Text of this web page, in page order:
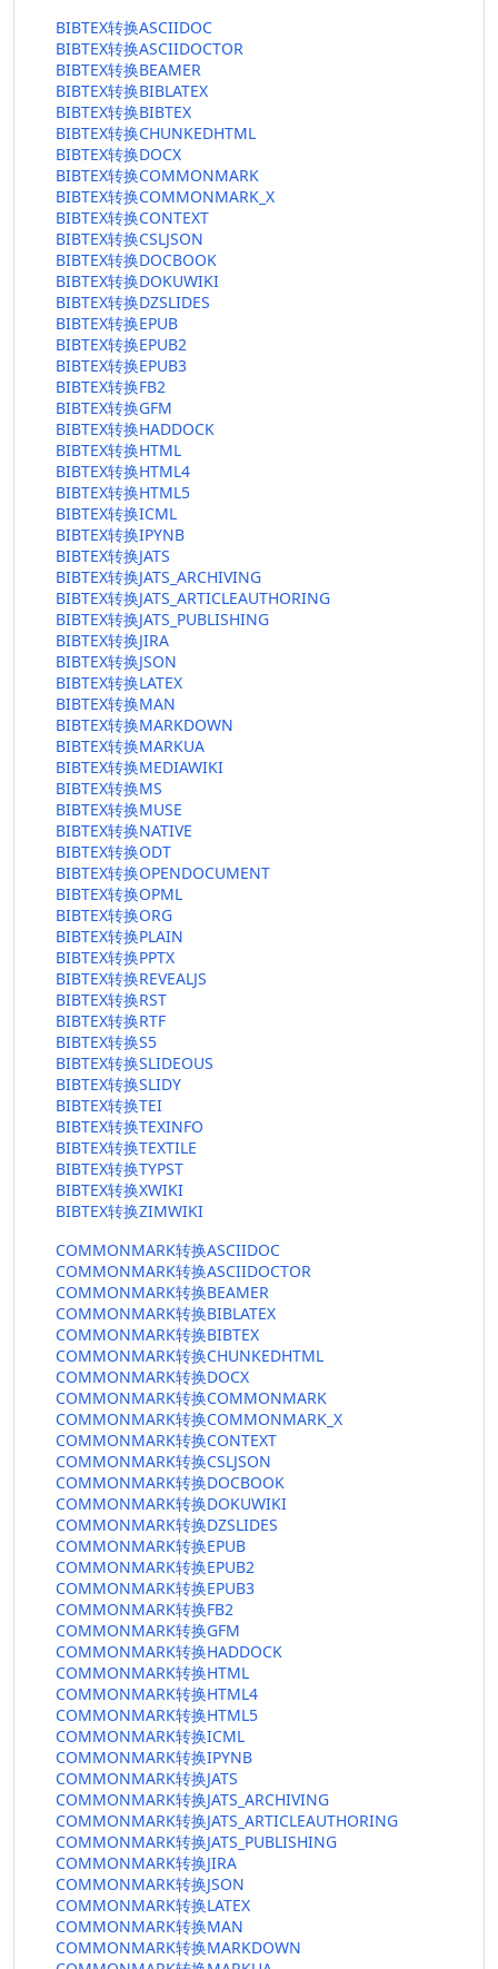
BIBTEX转换ASCIIDOC
BIBTEX转换ASCIIDOCTOR
BIBTEX转换BEAMER
BIBTEX转换BIBLATEX
BIBTEX转换BIBTEX
BIBTEX转换CHUNKEDHTML
BIBTEX转换DOCX
BIBTEX转换COMMONMARK
BIBTEX转换COMMONMARK_X
BIBTEX转换CONTEXT
BIBTEX转换CSLJSON
BIBTEX转换DOCBOOK
BIBTEX转换DOKUWIKI
BIBTEX转换DZSLIDES
BIBTEX转换EPUB
BIBTEX转换EPUB2
BIBTEX转换EPUB3
BIBTEX转换FB2
BIBTEX转换GFM
BIBTEX转换HADDOCK
BIBTEX转换HTML
BIBTEX转换HTML4
BIBTEX转换HTML5
BIBTEX转换ICML
BIBTEX转换IPYNB
BIBTEX转换JATS
BIBTEX转换JATS_ARCHIVING
BIBTEX转换JATS_ARTICLEAUTHORING
BIBTEX转换JATS_PUBLISHING
BIBTEX转换JIRA
BIBTEX转换JSON
BIBTEX转换LATEX
BIBTEX转换MAN
BIBTEX转换MARKDOWN
BIBTEX转换MARKUA
BIBTEX转换MEDIAWIKI
BIBTEX转换MS
BIBTEX转换MUSE
BIBTEX转换NATIVE
BIBTEX转换ODT
BIBTEX转换OPENDOCUMENT
BIBTEX转换OPML
BIBTEX转换ORG
BIBTEX转换PLAIN
BIBTEX转换PPTX
BIBTEX转换REVEALJS
BIBTEX转换RST
BIBTEX转换RTF
BIBTEX转换S5
BIBTEX转换SLIDEOUS
BIBTEX转换SLIDY
BIBTEX转换TEI
BIBTEX转换TEXINFO
BIBTEX转换TEXTILE
BIBTEX转换TYPST
BIBTEX转换XWIKI
BIBTEX转换ZIMWIKI
COMMONMARK转换ASCIIDOC
COMMONMARK转换ASCIIDOCTOR
COMMONMARK转换BEAMER
COMMONMARK转换BIBLATEX
COMMONMARK转换BIBTEX
COMMONMARK转换CHUNKEDHTML
COMMONMARK转换DOCX
COMMONMARK转换COMMONMARK
COMMONMARK转换COMMONMARK_X
COMMONMARK转换CONTEXT
COMMONMARK转换CSLJSON
COMMONMARK转换DOCBOOK
COMMONMARK转换DOKUWIKI
COMMONMARK转换DZSLIDES
COMMONMARK转换EPUB
COMMONMARK转换EPUB2
COMMONMARK转换EPUB3
COMMONMARK转换FB2
COMMONMARK转换GFM
COMMONMARK转换HADDOCK
COMMONMARK转换HTML
COMMONMARK转换HTML4
COMMONMARK转换HTML5
COMMONMARK转换ICML
COMMONMARK转换IPYNB
COMMONMARK转换JATS
COMMONMARK转换JATS_ARCHIVING
COMMONMARK转换JATS_ARTICLEAUTHORING
COMMONMARK转换JATS_PUBLISHING
COMMONMARK转换JIRA
COMMONMARK转换JSON
COMMONMARK转换LATEX
COMMONMARK转换MAN
COMMONMARK转换MARKDOWN